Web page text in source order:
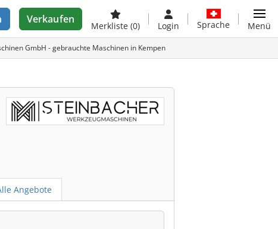
Verkaufen
Merkliste (0) Login Sprache Menü
GmbH - gebrauchte Maschinen in Kempen
Angebote